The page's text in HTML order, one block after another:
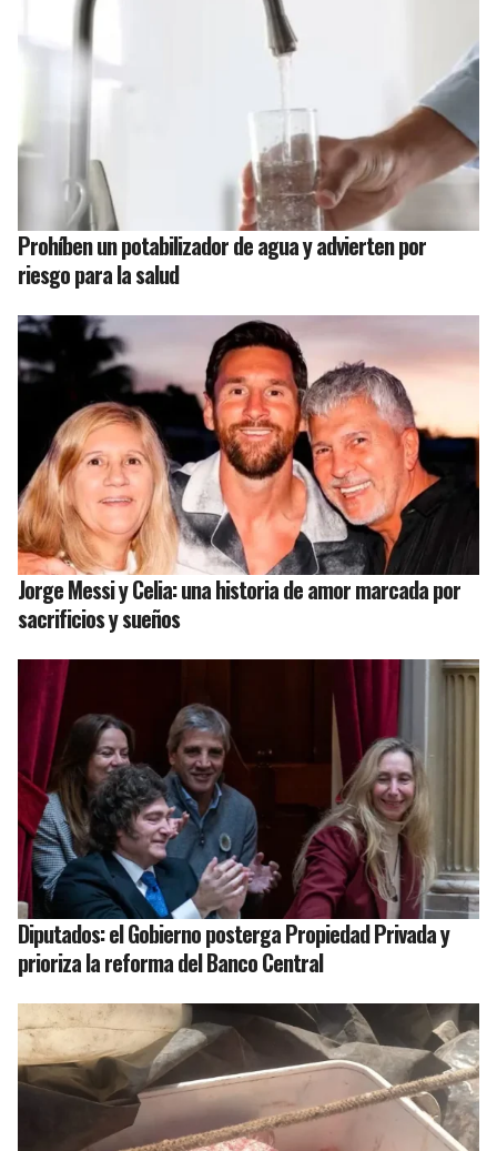
Prohíben un potabilizador de agua y advierten por
riesgo para la salud
Jorge Messi y Celia: una historia de amor marcada por
sacrificios y sueños
Diputados: el Gobierno posterga Propiedad Privada y
prioriza la reforma del Banco Central